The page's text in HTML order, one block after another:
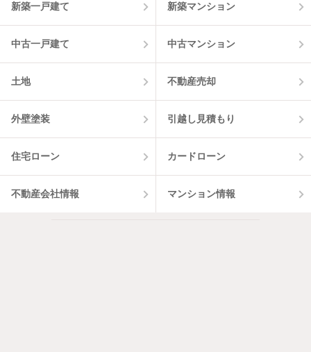
新築一戸建て 新築マンション
中古一戸建て 中古マンション
土地 不動産売却
外壁塗装 引越し見積もり
住宅ローン カードローン
不動産会社情報 マンション情報